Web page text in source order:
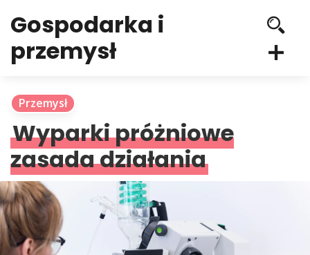
Gospodarka i
przemysł
Przemysł
Wyparki próżniowe
zasada działania